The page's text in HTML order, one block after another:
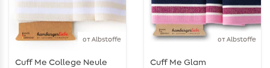
от Albstoffe
Cuff Me College Neule
от Albstoffe
Cuff Me Glam